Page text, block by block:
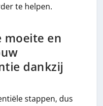
te helpen.
moeite en
dankzij
stappen, dus